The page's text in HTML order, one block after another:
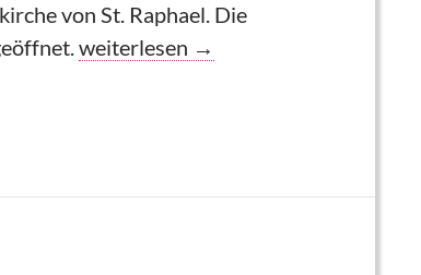
von St. Raphael. Die
Lisa Hutter-Schwahn stellt in St.
weiterlesen →